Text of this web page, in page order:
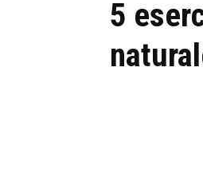
5